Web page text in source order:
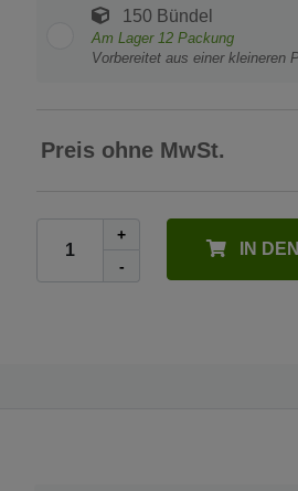
150 Bündel
Am Lager 12 Packung
Vorbereitet aus einer kleineren
Preis ohne MwSt.
+
-
IN